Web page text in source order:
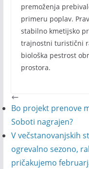
premoženja
primeru poplav.
stabilno kmetijsko
trajnostni turistični
biološka pestrost
prostora.
Bo projekt prenove
Soboti nagrajen?
V večstanovanjskih
ogrevalno sezono,
pričakujemo